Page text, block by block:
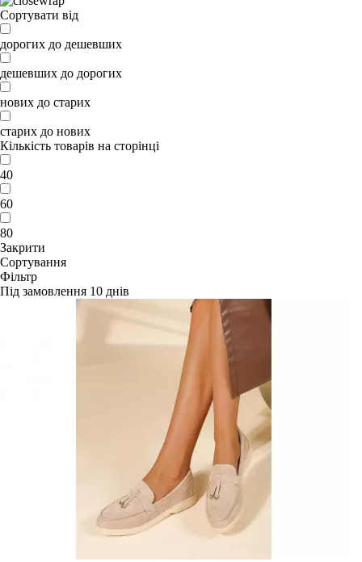
Сортувати від
дорогих до дешевших
дешевших до дорогих
нових до старих
старих до нових
Кількість товарів на сторінці
40
60
80
Закрити
Сортування
Фільтр
Під замовлення 10 днів